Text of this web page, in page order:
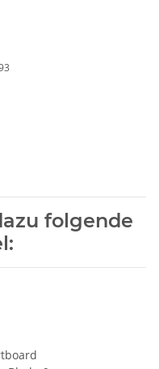
folgende